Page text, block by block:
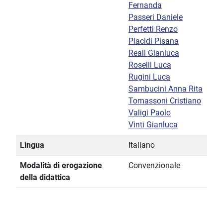
Fernanda
Passeri Daniele
Perfetti Renzo
Placidi Pisana
Reali Gianluca
Roselli Luca
Rugini Luca
Sambucini Anna Rita
Tomassoni Cristiano
Valigi Paolo
Vinti Gianluca
Lingua Italiano
Modalità di erogazione
della didattica
Convenzionale